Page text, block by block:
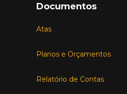
Documentos
Atas
Planos e Orçamentos
Relatório de Contas